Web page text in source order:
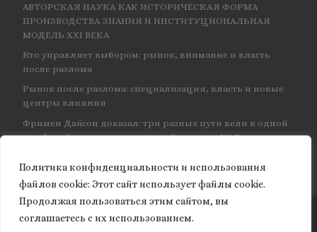
Политика конфиденциальности и использования
файлов сookie: Этот сайт использует файлы cookie.
Продолжая пользоваться этим сайтом, вы
соглашаетесь с их использованием.
АВТОРСКАЯ НАУКА КАК ИСТОРИЧЕСКАЯ ФОРМА
ПРОИЗВОДСТВА ЗНАНИЯ И ИНСТИТУЦИОНАЛЬНАЯ
МОДЕЛЬ XXI ВЕКА
Кто управляет выбором: рынок, внимание и власть
после разлома
Рынок после разлома: специализация, власть и новые
центры влияния
Фримен Дайсон доказал: три разных пути вели к одной
и той же физике — и навсегда объединил КЭД
© 2026Granite of science– Все права защищены